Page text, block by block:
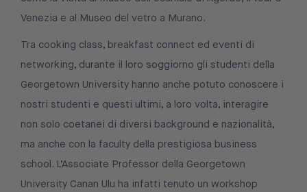
Venezia e al Museo del vetro a Murano.
Tra cooking class, breakfast connect ed eventi di
networking, durante il loro soggiorno gli studenti della
Georgetown University hanno anche potuto conoscere i
nostri studenti e questi ultimi, a loro volta, interagire
non solo coetanei di diversi background e nazionalità,
ma anche con la faculty della prestigiosa business
school. L’Associate Professor della Georgetown
University Canan Ulu ha infatti tenuto un workshop